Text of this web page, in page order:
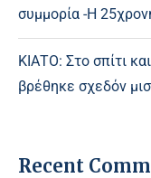
συμμορία -Η
ΚΙΑΤΟ: Στο σπίτι
βρέθηκε σχεδόν
Recent